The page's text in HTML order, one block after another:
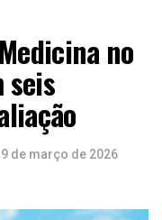
no
seis
de março de 2026